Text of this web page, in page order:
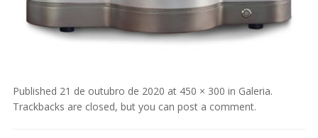
Published 21 de outubro de 2020 at 450 × 300 in Galeria.
Trackbacks are closed, but you can post a comment.